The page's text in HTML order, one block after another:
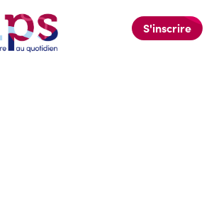
S'inscrire